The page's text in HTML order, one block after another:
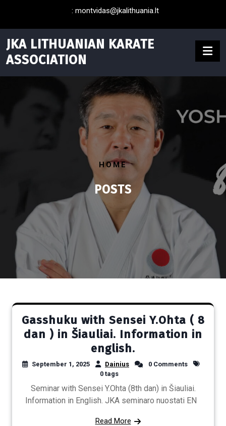
content
: montvidas@jkalithuania.lt
JKA LITHUANIAN KARATE
ASSOCIATION
HOME
POSTS
Gasshuku with Sensei Y.Ohta ( 8
dan ) in Šiauliai. Information in
english.
September 1, 2025 Dainius
0 Comments
0 tags
Seminar with Sensei Y.Ohta (8th dan) in Šiauliai.
Information in English. JKA seminaro nuostati EN
Read More